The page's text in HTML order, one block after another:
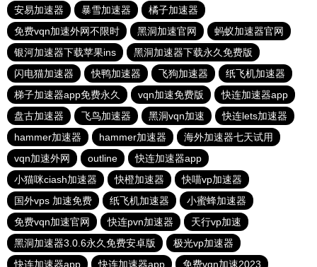
安易加速器
暴雪加速器
橘子加速器
免费vqn加速外网不限时
黑洞加速官网
蚂蚁加速器官网
银河加速器下载苹果ins
黑洞加速器下载永久免费版
闪电猫加速器
快鸭加速器 飞狗加速器
纸飞机加速器
梯子加速器app免费永久
vqn加速免费版
快连加速器app
盘古加速器
飞鸟加速器 黑洞vqn加速
快连lets加速器
hammer加速器
hammer加速器
海外加速器七天试用
vqn加速外网
outline
快连加速器app
小猫咪ciash加速器
快橙加速器
快喵vp加速器
国外vps 加速免费
纸飞机加速器
小蜜蜂加速器
免费vqn加速官网
快连pvn加速器
天行vp加速
黑洞加速器3.0.6永久免费安卓版
极光vp加速器
快连加速器app
快连加速器app 免费vqn加速2023